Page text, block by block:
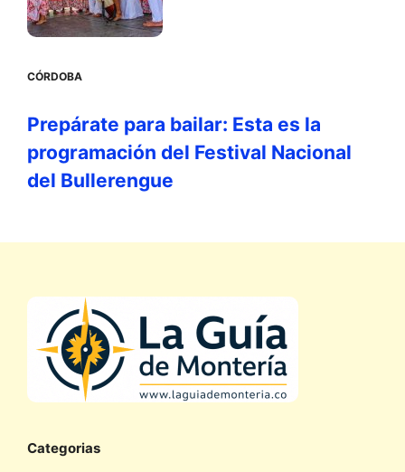
CÓRDOBA
Prepárate para bailar: Esta es la
programación del Festival Nacional
del Bullerengue
Categorias